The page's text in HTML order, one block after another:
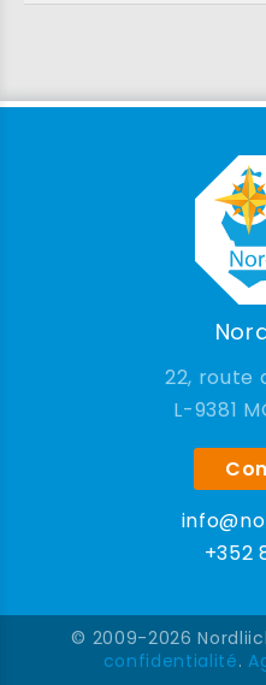
22, route
9381
+352
© 2009-2026
confidentialité.